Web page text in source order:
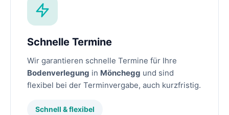
Schnelle Termine
Wir garantieren schnelle Termine für Ihre
Bodenverlegung in Mönchegg und sind
flexibel bei der Terminvergabe, auch kurzfristig.
Schnell & flexibel